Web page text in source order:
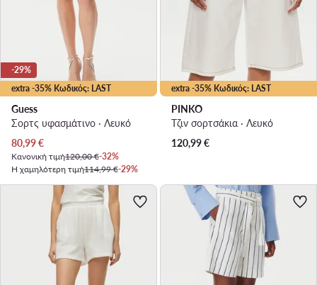
extra -35% Κωδικός: LAST
-29%
Guess
Σορτς υφασμάτινο · Λευκό
Τρέχουσα τιμή
80,99€
Κανονική τιμή120,00 €-32%
Η χαμηλότερη τιμή114,99 €-29%
extra -35% Κωδικός: LAST
PINKO
Τζιν σορτσάκια · Λευκό
120,99€